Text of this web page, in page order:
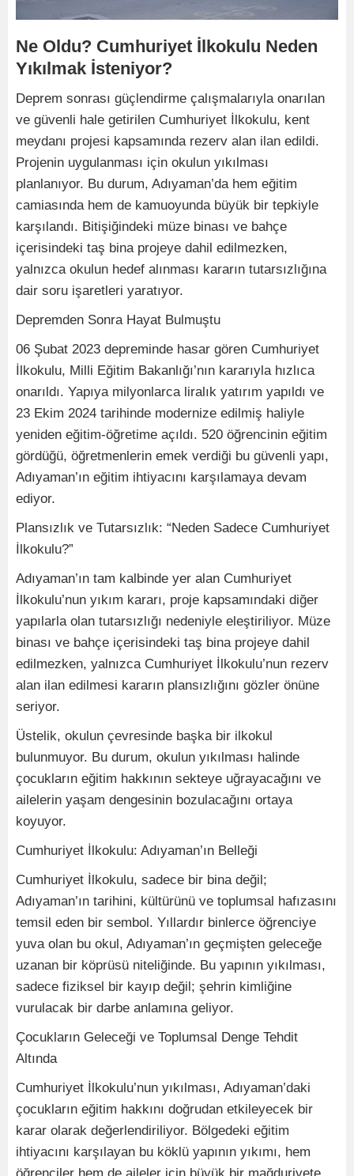
Ne Oldu? Cumhuriyet İlkokulu Neden
Yıkılmak İsteniyor?
Deprem sonrası güçlendirme çalışmalarıyla onarılan
ve güvenli hale getirilen Cumhuriyet İlkokulu, kent
meydanı projesi kapsamında rezerv alan ilan edildi.
Projenin uygulanması için okulun yıkılması
planlanıyor. Bu durum, Adıyaman’da hem eğitim
camiasında hem de kamuoyunda büyük bir tepkiyle
karşılandı. Bitişiğindeki müze binası ve bahçe
içerisindeki taş bina projeye dahil edilmezken,
yalnızca okulun hedef alınması kararın tutarsızlığına
dair soru işaretleri yaratıyor.
Depremden Sonra Hayat Bulmuştu
06 Şubat 2023 depreminde hasar gören Cumhuriyet
İlkokulu, Milli Eğitim Bakanlığı’nın kararıyla hızlıca
onarıldı. Yapıya milyonlarca liralık yatırım yapıldı ve
23 Ekim 2024 tarihinde modernize edilmiş haliyle
yeniden eğitim-öğretime açıldı. 520 öğrencinin eğitim
gördüğü, öğretmenlerin emek verdiği bu güvenli yapı,
Adıyaman’ın eğitim ihtiyacını karşılamaya devam
ediyor.
Plansızlık ve Tutarsızlık: “Neden Sadece Cumhuriyet
İlkokulu?”
Adıyaman’ın tam kalbinde yer alan Cumhuriyet
İlkokulu’nun yıkım kararı, proje kapsamındaki diğer
yapılarla olan tutarsızlığı nedeniyle eleştiriliyor. Müze
binası ve bahçe içerisindeki taş bina projeye dahil
edilmezken, yalnızca Cumhuriyet İlkokulu’nun rezerv
alan ilan edilmesi kararın plansızlığını gözler önüne
seriyor.
Üstelik, okulun çevresinde başka bir ilkokul
bulunmuyor. Bu durum, okulun yıkılması halinde
çocukların eğitim hakkının sekteye uğrayacağını ve
ailelerin yaşam dengesinin bozulacağını ortaya
koyuyor.
Cumhuriyet İlkokulu: Adıyaman’ın Belleği
Cumhuriyet İlkokulu, sadece bir bina değil;
Adıyaman’ın tarihini, kültürünü ve toplumsal hafızasını
temsil eden bir sembol. Yıllardır binlerce öğrenciye
yuva olan bu okul, Adıyaman’ın geçmişten geleceğe
uzanan bir köprüsü niteliğinde. Bu yapının yıkılması,
sadece fiziksel bir kayıp değil; şehrin kimliğine
vurulacak bir darbe anlamına geliyor.
Çocukların Geleceği ve Toplumsal Denge Tehdit
Altında
Cumhuriyet İlkokulu’nun yıkılması, Adıyaman’daki
çocukların eğitim hakkını doğrudan etkileyecek bir
karar olarak değerlendiriliyor. Bölgedeki eğitim
ihtiyacını karşılayan bu köklü yapının yıkımı, hem